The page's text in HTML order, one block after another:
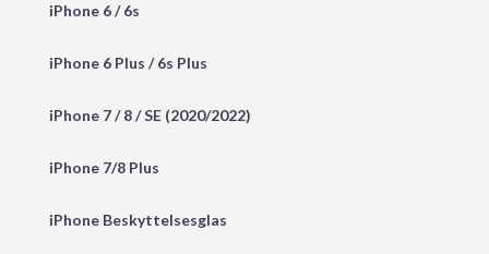
iPhone 6 / 6s
iPhone 6 Plus / 6s Plus
iPhone 7 / 8 / SE (2020/2022)
iPhone 7/8 Plus
iPhone Beskyttelsesglas